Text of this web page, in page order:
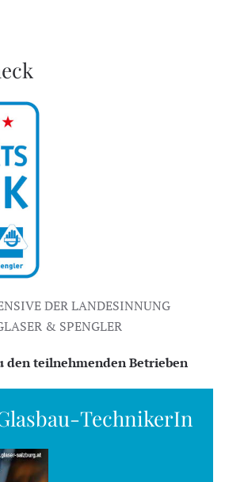
DER LANDESINNUNG
& SPENGLER
den teilnehmenden Betrieben
TechnikerIn